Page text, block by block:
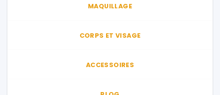
MAQUILLAGE
CORPS ET VISAGE
ACCESSOIRES